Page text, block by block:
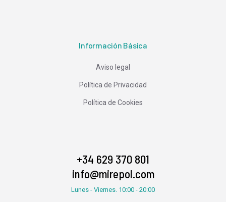
Información Básica
Aviso legal
Política de Privacidad
Política de Cookies
+34 629 370 801
info@mirepol.com
Lunes - Viernes. 10:00 - 20:00